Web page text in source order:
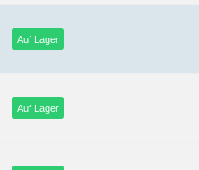
Auf Lager
Auf Lager